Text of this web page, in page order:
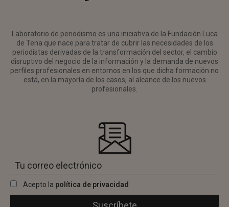
Laboratorio de periodismo es una iniciativa de la Fundación Luca
de Tena que nace para tratar de cubrir las necesidades de los
periodistas derivadas de la transformación del sector, el cambio
disruptivo del negocio de la información y la demanda de nuevos
perfiles profesionales en entornos en los que dicha formación no
está, en la mayoría de los casos, al alcance de los nuevos
profesionales.
Acepto la política de privacidad